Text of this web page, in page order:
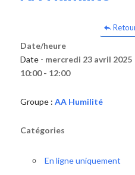
Date/heure
Date - mercredi 23 avril 2025
10:00 - 12:00
Groupe : AA Humilité
Catégories
En ligne uniquement